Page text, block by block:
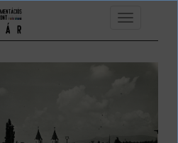
Toggle
navigation